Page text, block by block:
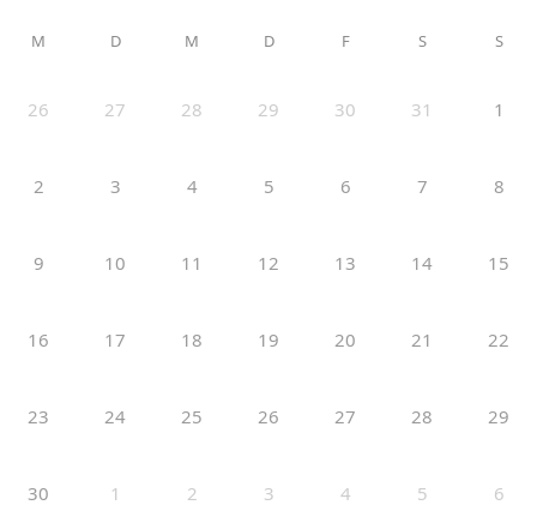
M D M D F S S
26 27 28 29 30 31 1
2 3 4 5 6 7 8
9 10 11 12 13 14 15
16 17 18 19 20 21 22
23 24 25 26 27 28 29
30 1 2 3 4 5 6